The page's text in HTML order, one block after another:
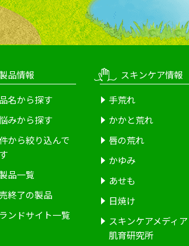
品情報
名から探す
みから探す
から絞り込んで
品一覧
終了の製品
ンドサイト一覧
スキンケア情報
手荒れ
かかと荒れ
唇の荒れ
かゆみ
あせも
日焼け
スキンケアメディア
肌育研究所